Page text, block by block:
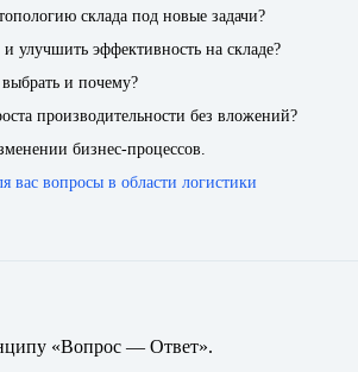
склада под новые задачи?
улучшить эффективность на складе?
и почему?
производительности без вложений?
бизнес-процессов.
вас вопросы в области логистики
«Вопрос — Ответ».